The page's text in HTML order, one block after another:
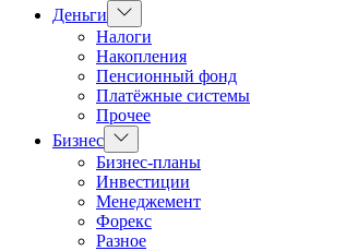
Деньги
Показать
подменю
Налоги
Накопления
Пенсионный фонд
Платёжные системы
Прочее
Бизнес Показать
подменю
Бизнес-планы
Инвестиции
Менеджемент
Форекс
Разное